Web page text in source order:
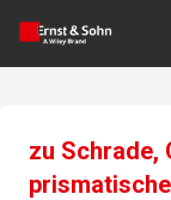
zu Schrade,